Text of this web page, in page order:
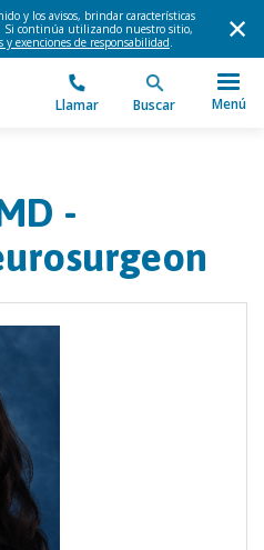
y los avisos, brindar características
Si continúa utilizando nuestro sitio,
y exenciones de responsabilidad.
Llamar Buscar Menú
-